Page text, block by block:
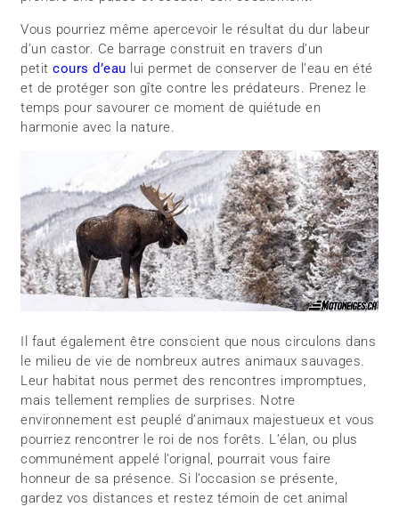
Vous pourriez même apercevoir le résultat du dur labeur
d’un castor. Ce barrage construit en travers d’un
petitcours d’eau lui permet de conserver de l’eau en été
et de protéger son gîte contre les prédateurs. Prenez le
temps pour savourer ce moment de quiétude en
harmonie avec la nature.
Il faut également être conscient que nous circulons dans
le milieu de vie de nombreux autres animaux sauvages.
Leur habitat nous permet des rencontres impromptues,
mais tellement remplies de surprises. Notre
environnement est peuplé d’animaux majestueux et vous
pourriez rencontrer le roi de nos forêts. L’élan, ou plus
communément appelé l’orignal, pourrait vous faire
honneur de sa présence. Si l’occasion se présente,
gardez vos distances et restez témoin de cet animal